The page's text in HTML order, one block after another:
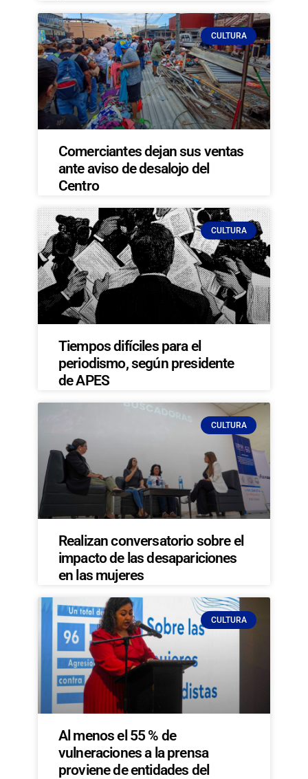
CULTURA
Comerciantes dejan sus ventas
ante aviso de desalojo del
Centro
CULTURA
Tiempos difíciles para el
periodismo, según presidente
de APES
CULTURA
Realizan conversatorio sobre el
impacto de las desapariciones
en las mujeres
CULTURA
Al menos el 55 % de
vulneraciones a la prensa
proviene de entidades del